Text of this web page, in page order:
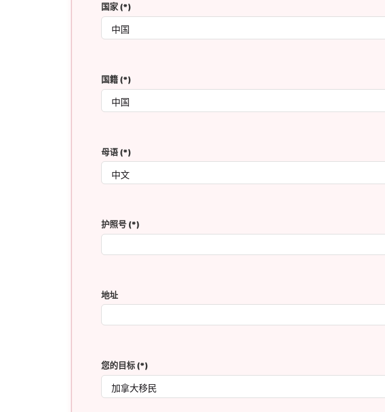
国家 (*)
国籍 (*)
母语 (*)
护照号 (*)
地址
您的目标 (*)